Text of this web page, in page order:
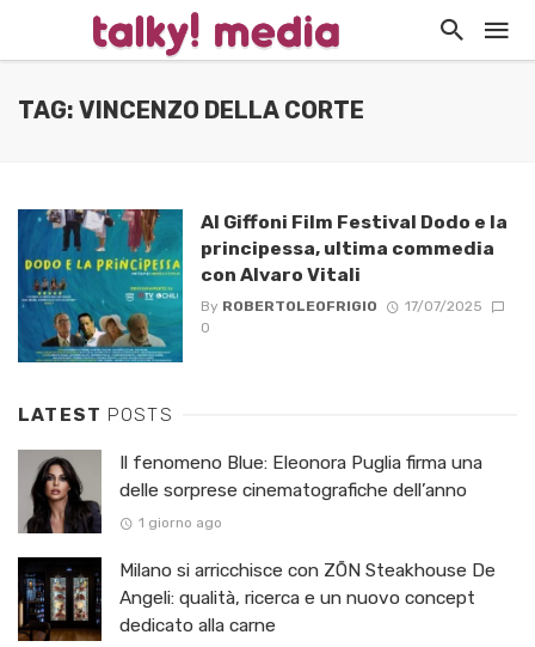
TAG: VINCENZO DELLA CORTE
Al Giffoni Film Festival Dodo e la
principessa, ultima commedia
con Alvaro Vitali
By ROBERTOLEOFRIGIO
17/07/2025
0
LATEST POSTS
Il fenomeno Blue: Eleonora Puglia firma una
delle sorprese cinematografiche dell’anno
1 giorno ago
Milano si arricchisce con ZŌN Steakhouse De
Angeli: qualità, ricerca e un nuovo concept
dedicato alla carne